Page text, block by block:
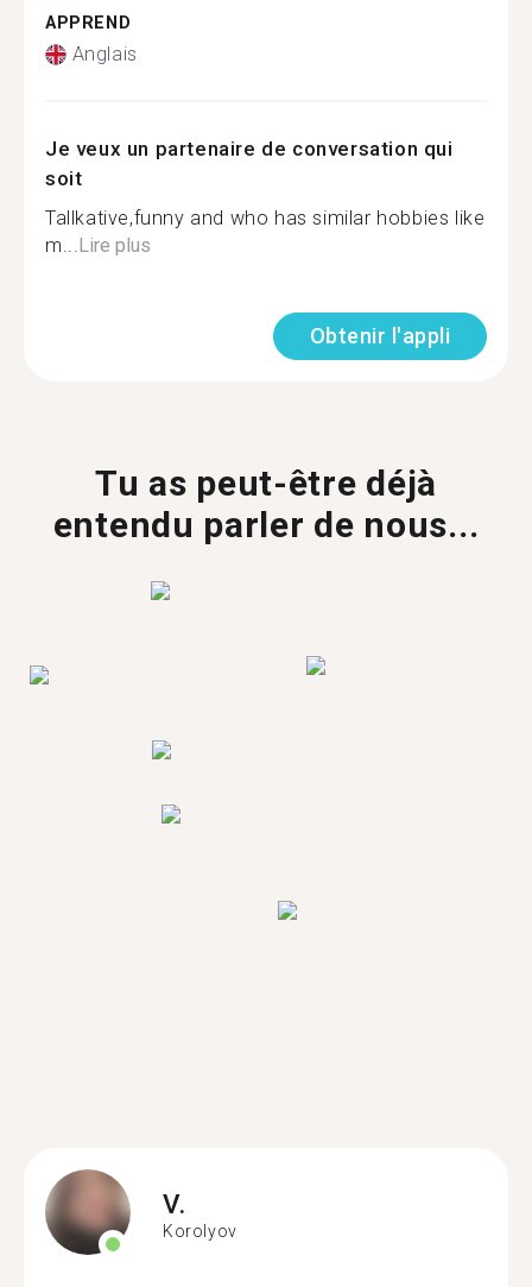
APPREND
Anglais
Je veux un partenaire de conversation qui
soit
Tallkative,funny and who has similar hobbies like
m...Lire plus
Obtenir l'appli
Tu as peut-être déjà
entendu parler de nous...
V.
Korolyov